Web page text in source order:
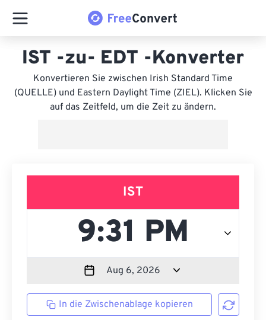
IST -zu- EDT -Konverter
Konvertieren Sie zwischen Irish Standard Time
(QUELLE) und Eastern Daylight Time (ZIEL). Klicken Sie
auf das Zeitfeld, um die Zeit zu ändern.
IST
In die Zwischenablage kopieren